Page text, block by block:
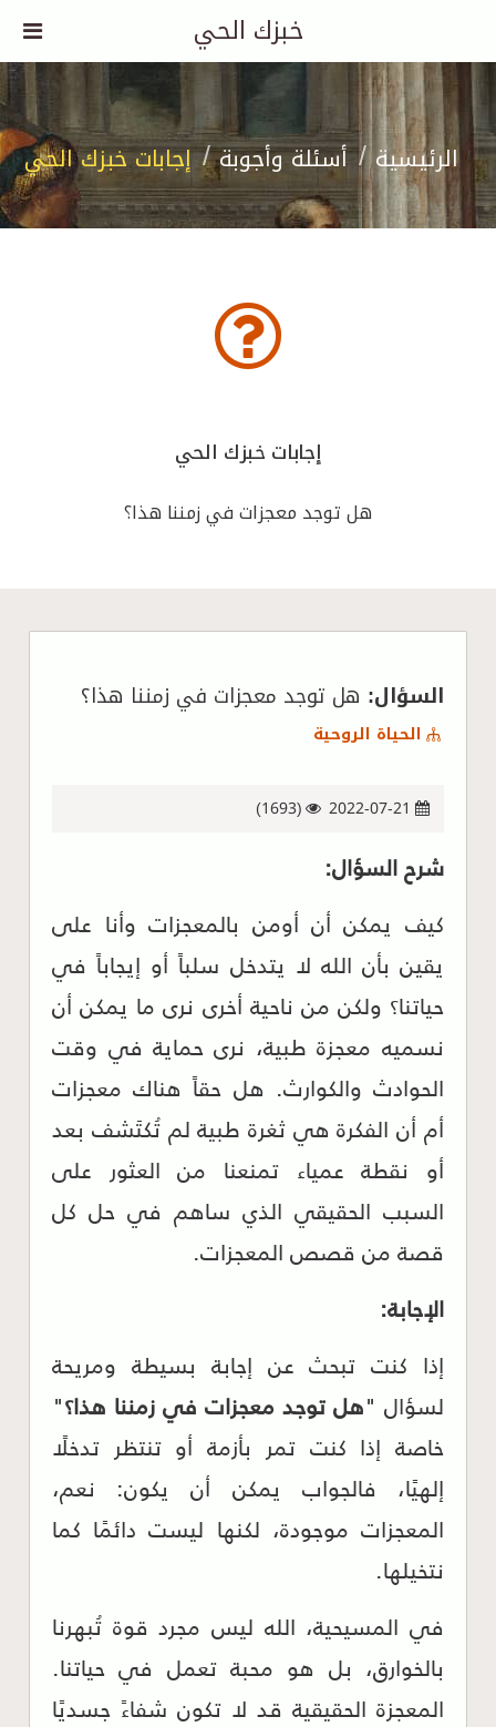
خبزك الحي
الرئيسية أسئلة وأجوبة إجابات خبزك الحي
إجابات خبزك الحي
هل توجد معجزات في زمننا هذا؟
السؤال: هل توجد معجزات في زمننا هذا؟
الحياة الروحية
2022-07-21
(1693)
شرح السؤال:
كيف يمكن أن أومن بالمعجزات وأنا على
يقين بأن الله لا يتدخل سلباً أو إيجاباً في
حياتنا؟ ولكن من ناحية أخرى نرى ما يمكن أن
نسميه معجزة طبية، نرى حماية في وقت
الحوادث والكوارث. هل حقاً هناك معجزات
أم أن الفكرة هي ثغرة طبية لم تُكتَشف بعد
أو نقطة عمياء تمنعنا من العثور على
السبب الحقيقي الذي ساهم في حل كل
قصة من قصص المعجزات.
الإجابة:
إذا كنت تبحث عن إجابة بسيطة ومريحة
لسؤال "هل توجد معجزات في زمننا هذا؟"
خاصة إذا كنت تمر بأزمة أو تنتظر تدخلًا
إلهيًا، فالجواب يمكن أن يكون: نعم،
المعجزات موجودة، لكنها ليست دائمًا كما
نتخيلها.
في المسيحية، الله ليس مجرد قوة تُبهرنا
بالخوارق، بل هو محبة تعمل في حياتنا.
المعجزة الحقيقية قد لا تكون شفاءً جسديًا